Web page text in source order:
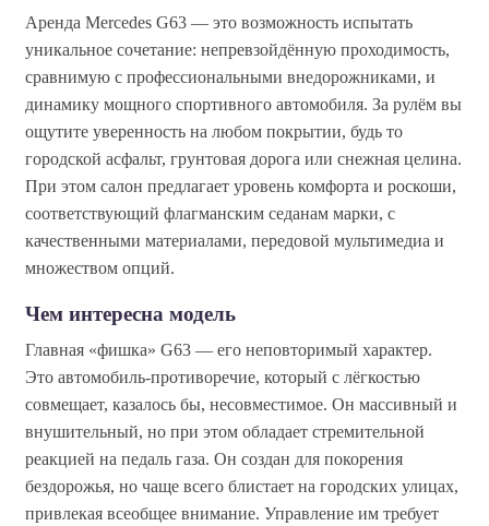
Аренда Mercedes G63 — это возможность испытать
уникальное сочетание: непревзойдённую проходимость,
сравнимую с профессиональными внедорожниками, и
динамику мощного спортивного автомобиля. За рулём вы
ощутите уверенность на любом покрытии, будь то
городской асфальт, грунтовая дорога или снежная целина.
При этом салон предлагает уровень комфорта и роскоши,
соответствующий флагманским седанам марки, с
качественными материалами, передовой мультимедиа и
множеством опций.
Чем интересна модель
Главная «фишка» G63 — его неповторимый характер.
Это автомобиль-противоречие, который с лёгкостью
совмещает, казалось бы, несовместимое. Он массивный и
внушительный, но при этом обладает стремительной
реакцией на педаль газа. Он создан для покорения
бездорожья, но чаще всего блистает на городских улицах,
привлекая всеобщее внимание. Управление им требует